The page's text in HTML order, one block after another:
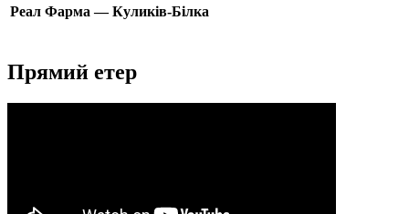
Реал Фарма — Куликів-Білка
Прямий етер